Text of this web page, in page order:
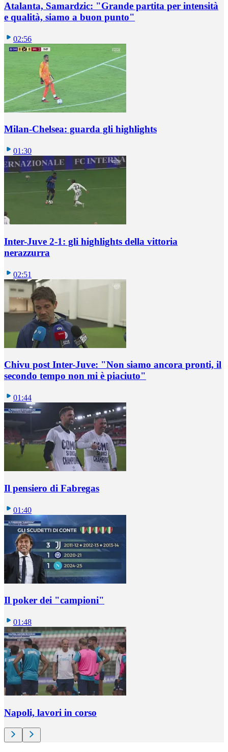
Atalanta, Samardzic: "Grande partita per intensità
e qualità, siamo a buon punto"
02:56
Milan-Chelsea: guarda gli highlights
01:30
Inter-Juve 2-1: gli highlights della vittoria
nerazzurra
02:51
Chivu post Inter-Juve: "Non siamo ancora pronti, il
secondo tempo non mi è piaciuto"
01:44
Il pensiero di Fabregas
01:40
Il poker dei "campioni"
01:48
Napoli, lavori in corso